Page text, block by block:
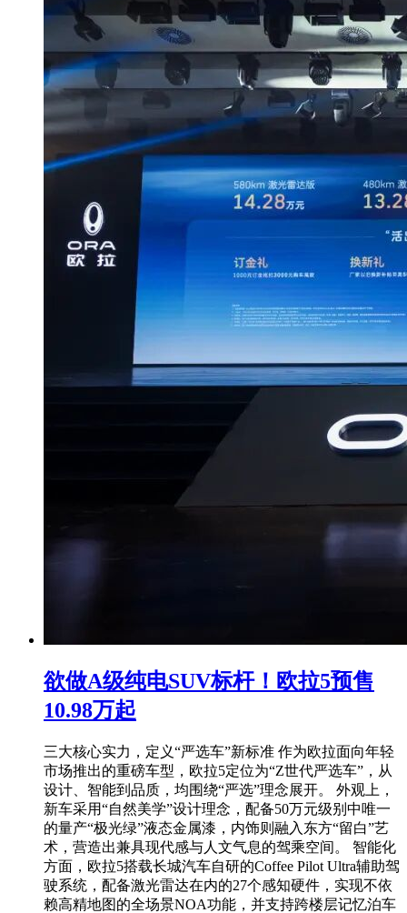
欲做A级纯电SUV标杆！欧拉5预售
10.98万起
三大核心实力，定义“严选车”新标准 作为欧拉面向年轻
市场推出的重磅车型，欧拉5定位为“Z世代严选车”，从
设计、智能到品质，均围绕“严选”理念展开。 外观上，
新车采用“自然美学”设计理念，配备50万元级别中唯一
的量产“极光绿”液态金属漆，内饰则融入东方“留白”艺
术，营造出兼具现代感与人文气息的驾乘空间。 智能化
方面，欧拉5搭载长城汽车自研的Coffee Pilot Ultra辅助驾
驶系统，配备激光雷达在内的27个感知硬件，实现不依
赖高精地图的全场景NOA功能，并支持跨楼层记忆泊车